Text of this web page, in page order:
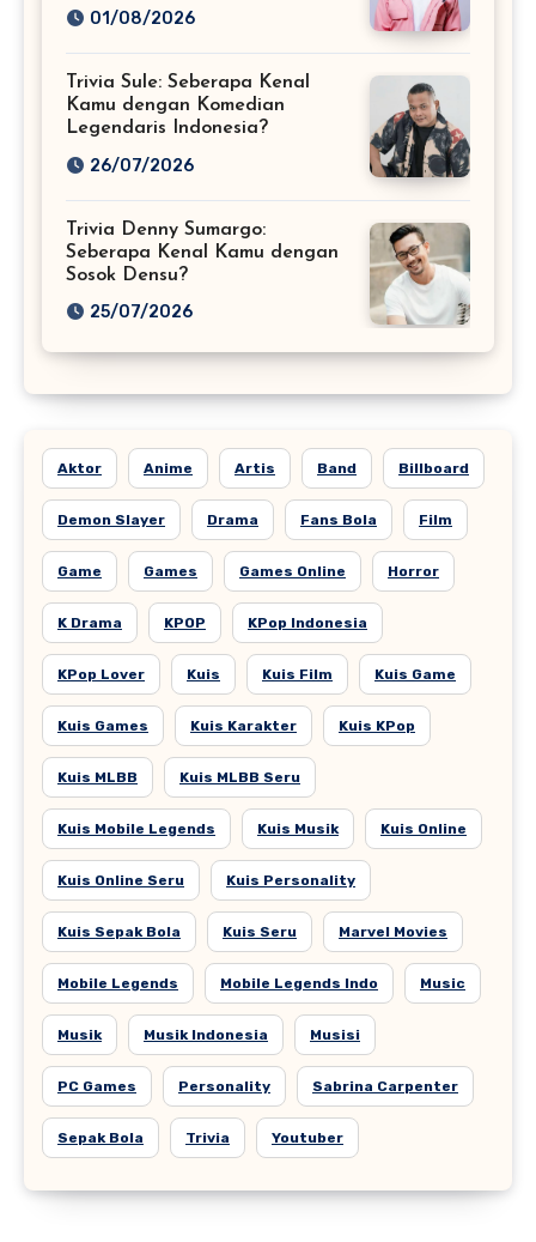
01/08/2026
Trivia Sule: Seberapa Kenal
Kamu dengan Komedian
Legendaris Indonesia?
26/07/2026
Trivia Denny Sumargo:
Seberapa Kenal Kamu dengan
Sosok Densu?
25/07/2026
Aktor Anime Artis Band Billboard
Demon Slayer Drama Fans Bola Film
Game Games Games Online Horror
K Drama KPOP KPop Indonesia
KPop Lover Kuis Kuis Film Kuis Game
Kuis Games Kuis Karakter Kuis KPop
Kuis MLBB Kuis MLBB Seru
Kuis Mobile Legends Kuis Musik Kuis Online
Kuis Online Seru Kuis Personality
Kuis Sepak Bola Kuis Seru Marvel Movies
Mobile Legends Mobile Legends Indo Music
Musik Musik Indonesia Musisi
PC Games Personality Sabrina Carpenter
Sepak Bola Trivia Youtuber